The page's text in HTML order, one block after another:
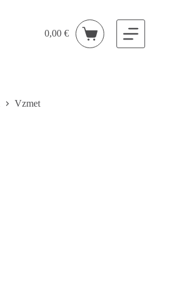
Shopping
0,00€
Vzmet